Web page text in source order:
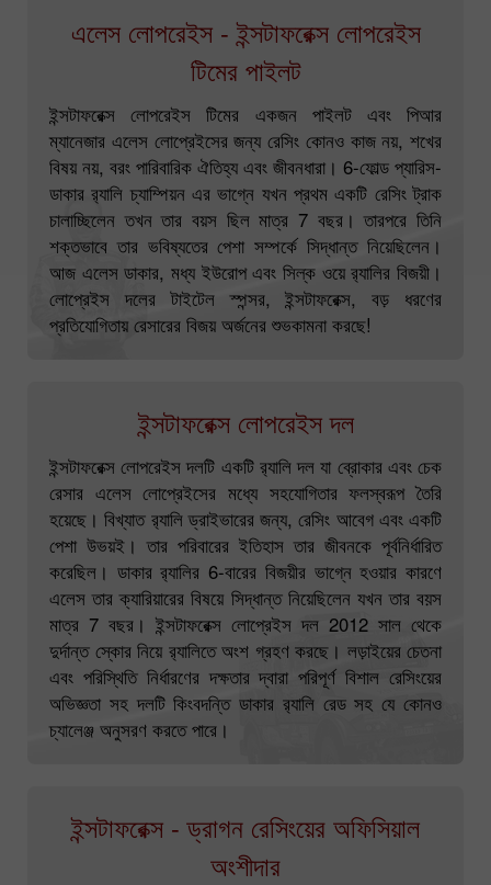
এলেস লোপরেইস - ইন্সটাফরেক্স লোপরেইস
টিমের পাইলট
ইন্সটাফরেক্স লোপরেইস টিমের একজন পাইলট এবং পিআর
ম্যানেজার এলেস লোপ্রেইসের জন্য রেসিং কোনও কাজ নয়, শখের
বিষয় নয়, বরং পারিবারিক ঐতিহ্য এবং জীবনধারা। 6-ফোল্ড প্যারিস-
ডাকার র‌্যালি চ্যাম্পিয়ন এর ভাগ্নে যখন প্রথম একটি রেসিং ট্রাক
চালাচ্ছিলেন তখন তার বয়স ছিল মাত্র 7 বছর। তারপরে তিনি
শক্তভাবে তার ভবিষ্যতের পেশা সম্পর্কে সিদ্ধান্ত নিয়েছিলেন।
আজ এলেস ডাকার, মধ্য ইউরোপ এবং সিল্ক ওয়ে র‍্যালির বিজয়ী।
লোপ্রেইস দলের টাইটেল স্পন্সর, ইন্সটাফরেক্স, বড় ধরণের
প্রতিযোগিতায় রেসারের বিজয় অর্জনের শুভকামনা করছে!
ইন্সটাফরেক্স লোপরেইস দল
ইন্সটাফরেক্স লোপরেইস দলটি একটি র‌্যালি দল যা ব্রোকার এবং চেক
রেসার এলেস লোপ্রেইসের মধ্যে সহযোগিতার ফলস্বরূপ তৈরি
হয়েছে। বিখ্যাত র‌্যালি ড্রাইভারের জন্য, রেসিং আবেগ এবং একটি
পেশা উভয়ই। তার পরিবারের ইতিহাস তার জীবনকে পূর্বনির্ধারিত
করেছিল। ডাকার র‌্যালির 6-বারের বিজয়ীর ভাগ্নে হওয়ার কারণে
এলেস তার ক্যারিয়ারের বিষয়ে সিদ্ধান্ত নিয়েছিলেন যখন তার বয়স
মাত্র 7 বছর। ইন্সটাফরেক্স লোপ্রেইস দল 2012 সাল থেকে
দুর্দান্ত স্কোর নিয়ে র‍্যালিতে অংশ গ্রহণ করছে। লড়াইয়ের চেতনা
এবং পরিস্থিতি নির্ধারণের দক্ষতার দ্বারা পরিপূর্ণ বিশাল রেসিংয়ের
অভিজ্ঞতা সহ দলটি কিংবদন্তি ডাকার র‌্যালি রেড সহ যে কোনও
চ্যালেঞ্জ অনুসরণ করতে পারে।
ইন্সটাফরেক্স - ড্রাগন রেসিংয়ের অফিসিয়াল
অংশীদার